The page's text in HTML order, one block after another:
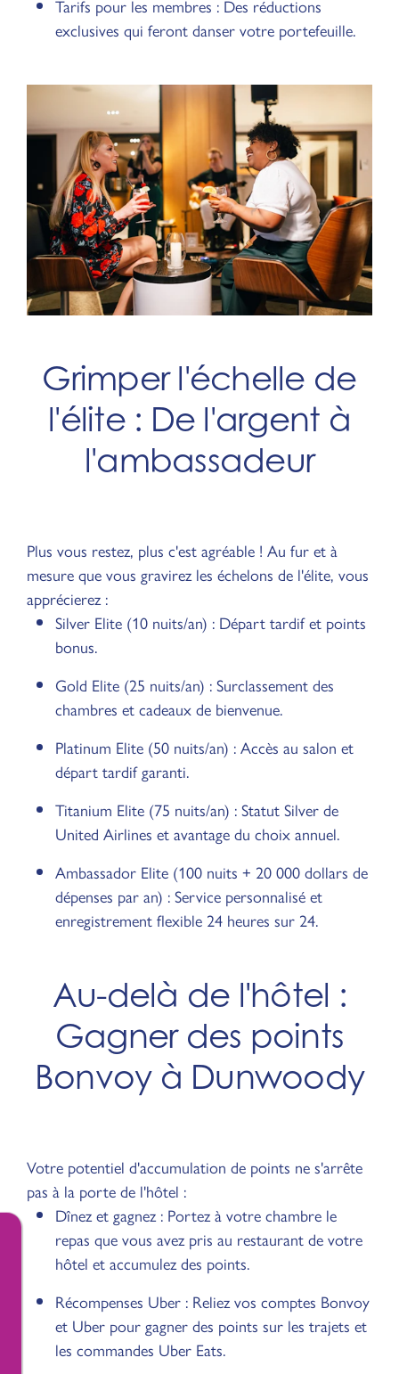
Tarifs pour les membres : Des réductions
exclusives qui feront danser votre portefeuille.
Grimper l'échelle de
l'élite : De l'argent à
l'ambassadeur
Plus vous restez, plus c'est agréable ! Au fur et à
mesure que vous gravirez les échelons de l'élite, vous
apprécierez :
Silver Elite (10 nuits/an) : Départ tardif et points
bonus.
Gold Elite (25 nuits/an) : Surclassement des
chambres et cadeaux de bienvenue.
Platinum Elite (50 nuits/an) : Accès au salon et
départ tardif garanti.
Titanium Elite (75 nuits/an) : Statut Silver de
United Airlines et avantage du choix annuel.
Ambassador Elite (100 nuits + 20 000 dollars de
dépenses par an) : Service personnalisé et
enregistrement flexible 24 heures sur 24.
Au-delà de l'hôtel :
Gagner des points
Bonvoy à Dunwoody
Votre potentiel d'accumulation de points ne s'arrête
pas à la porte de l'hôtel :
Dînez et gagnez : Portez à votre chambre le
repas que vous avez pris au restaurant de votre
hôtel et accumulez des points.
Récompenses Uber : Reliez vos comptes Bonvoy
et Uber pour gagner des points sur les trajets et
les commandes Uber Eats.